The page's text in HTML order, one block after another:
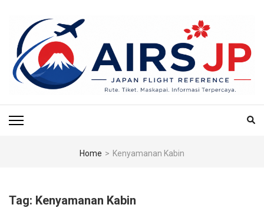
content
(Press
Enter)
AIRS JP – PUSAT
REFERENSI
PENERBANGAN & TIKET
Jepang, Air BnB Jepang,
Home > Kenyamanan Kabin
Tag: Kenyamanan Kabin